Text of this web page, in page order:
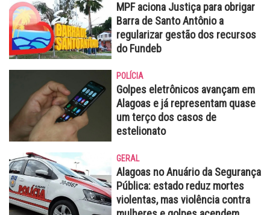
MPF aciona Justiça para obrigar
Barra de Santo Antônio a
regularizar gestão dos recursos
do Fundeb
POLÍCIA
Golpes eletrônicos avançam em
Alagoas e já representam quase
um terço dos casos de
estelionato
GERAL
Alagoas no Anuário da Segurança
Pública: estado reduz mortes
violentas, mas violência contra